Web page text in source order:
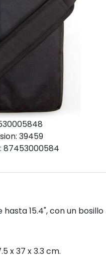
39459
87453000584
15.4", con un
x 37 x 3.3 cm.